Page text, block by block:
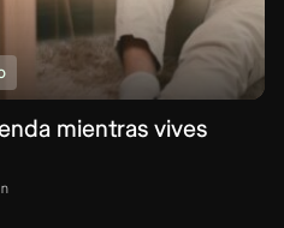
mientras vives